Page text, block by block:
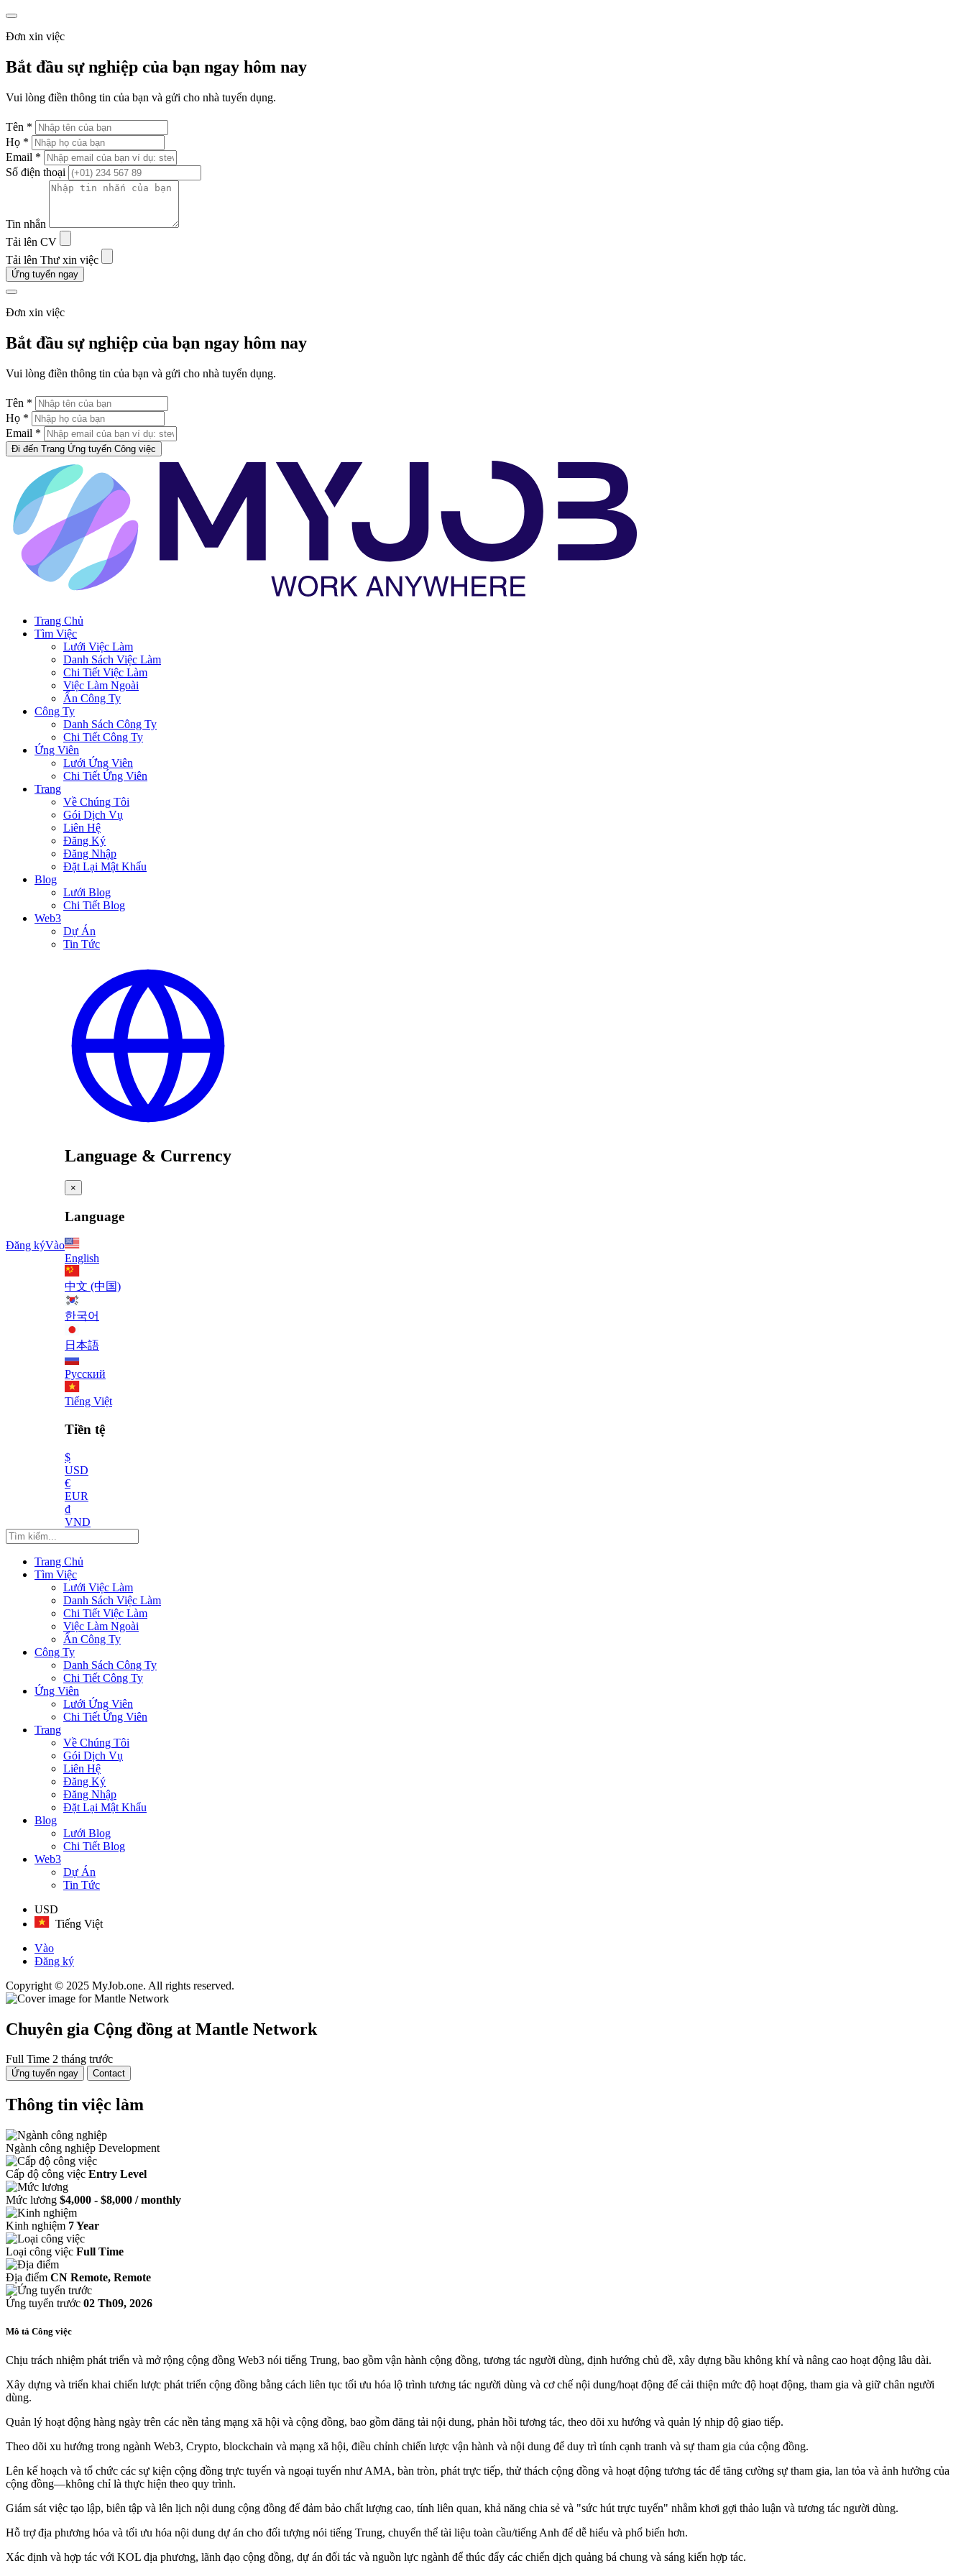
Đơn xin việc
Bắt đầu sự nghiệp của bạn ngay hôm nay
Vui lòng điền thông tin của bạn và gửi cho nhà tuyển dụng.
Tên *
Họ *
Email *
Số điện thoại
Tin nhắn
Tải lên CV
Tải lên Thư xin việc
Ứng tuyển ngay
Đơn xin việc
Bắt đầu sự nghiệp của bạn ngay hôm nay
Vui lòng điền thông tin của bạn và gửi cho nhà tuyển dụng.
Tên *
Họ *
Email *
Đi đến Trang Ứng tuyển Công việc
Trang Chủ
Tìm Việc
Lưới Việc Làm
Danh Sách Việc Làm
Chi Tiết Việc Làm
Việc Làm Ngoài
Ẩn Công Ty
Công Ty
Danh Sách Công Ty
Chi Tiết Công Ty
Ứng Viên
Lưới Ứng Viên
Chi Tiết Ứng Viên
Trang
Về Chúng Tôi
Gói Dịch Vụ
Liên Hệ
Đăng Ký
Đăng Nhập
Đặt Lại Mật Khẩu
Blog
Lưới Blog
Chi Tiết Blog
Web3
Dự Án
Tin Tức
Đăng kýVào
Language & Currency
×
Language
English
中文 (中国)
한국어
日本語
Русский
Tiếng Việt
Tiền tệ
$
USD
€
EUR
₫
VND
Trang Chủ
Tìm Việc
Lưới Việc Làm
Danh Sách Việc Làm
Chi Tiết Việc Làm
Việc Làm Ngoài
Ẩn Công Ty
Công Ty
Danh Sách Công Ty
Chi Tiết Công Ty
Ứng Viên
Lưới Ứng Viên
Chi Tiết Ứng Viên
Trang
Về Chúng Tôi
Gói Dịch Vụ
Liên Hệ
Đăng Ký
Đăng Nhập
Đặt Lại Mật Khẩu
Blog
Lưới Blog
Chi Tiết Blog
Web3
Dự Án
Tin Tức
USD
Tiếng Việt
Vào
Đăng ký
Copyright © 2025 MyJob.one. All rights reserved.
Chuyên gia Cộng đồng at Mantle Network
Full Time 2 tháng trước
Ứng tuyển ngay Contact
Thông tin việc làm
Ngành công nghiệp Development
Cấp độ công việc Entry Level
Mức lương $4,000 - $8,000 / monthly
Kinh nghiệm 7 Year
Loại công việc Full Time
Địa điểm CN Remote, Remote
Ứng tuyển trước 02 Th09, 2026
Mô tả Công việc
Chịu trách nhiệm phát triển và mở rộng cộng đồng Web3 nói tiếng Trung, bao gồm vận hành cộng đồng, tương tác người dùng, định hướng chủ đề, xây dựng bầu không khí và nâng cao hoạt động lâu dài.
Xây dựng và triển khai chiến lược phát triển cộng đồng bằng cách liên tục tối ưu hóa lộ trình tương tác người dùng và cơ chế nội dung/hoạt động để cải thiện mức độ hoạt động, tham gia và giữ chân người
dùng.
Quản lý hoạt động hàng ngày trên các nền tảng mạng xã hội và cộng đồng, bao gồm đăng tải nội dung, phản hồi tương tác, theo dõi xu hướng và quản lý nhịp độ giao tiếp.
Theo dõi xu hướng trong ngành Web3, Crypto, blockchain và mạng xã hội, điều chỉnh chiến lược vận hành và nội dung để duy trì tính cạnh tranh và sự tham gia của cộng đồng.
Lên kế hoạch và tổ chức các sự kiện cộng đồng trực tuyến và ngoại tuyến như AMA, bàn tròn, phát trực tiếp, thử thách cộng đồng và hoạt động tương tác để tăng cường sự tham gia, lan tỏa và ảnh hưởng của
cộng đồng—không chỉ là thực hiện theo quy trình.
Giám sát việc tạo lập, biên tập và lên lịch nội dung cộng đồng để đảm bảo chất lượng cao, tính liên quan, khả năng chia sẻ và "sức hút trực tuyến" nhằm khơi gợi thảo luận và tương tác người dùng.
Hỗ trợ địa phương hóa và tối ưu hóa nội dung dự án cho đối tượng nói tiếng Trung, chuyển thể tài liệu toàn cầu/tiếng Anh để dễ hiểu và phổ biến hơn.
Xác định và hợp tác với KOL địa phương, lãnh đạo cộng đồng, dự án đối tác và nguồn lực ngành để thúc đẩy các chiến dịch quảng bá chung và sáng kiến hợp tác.